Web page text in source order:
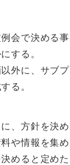
会で決める
する。
外に、サブ
る。
、方針を決
や情報を集め
めると定め